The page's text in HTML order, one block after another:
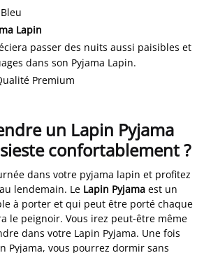
Lapin
passer des nuits aussi paisibles et
dans son Pyjama Lapin.
Premium
un Lapin Pyjama
confortablement ?
dans votre pyjama lapin et profitez
lendemain. Le Lapin Pyjama est un
à porter et qui peut être porté chaque
le peignoir. Vous irez peut-être même
dans votre Lapin Pyjama. Une fois
Pyjama, vous pourrez dormir sans